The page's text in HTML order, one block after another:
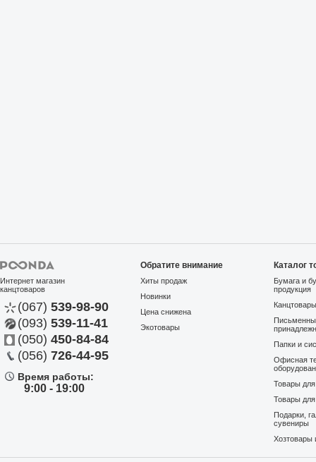
Интернет магазин
канцтоваров
(067) 539-98-90
(093) 539-11-41
(050) 450-84-84
(056) 726-44-95
Время работы:
9:00 - 19:00
Обратите внимание
Хиты продаж
Новинки
Цена снижена
Экотовары
Каталог
Бумага и
продукция
Папки и
Офисная
Товары
Товары
Подарки,
сувениры
Хозтовары